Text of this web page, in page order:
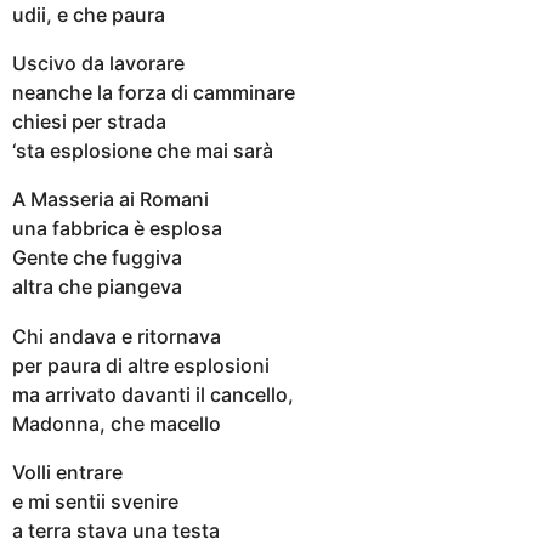
udii, e che paura
Uscivo da lavorare
neanche la forza di camminare
chiesi per strada
‘sta esplosione che mai sarà
A Masseria ai Romani
una fabbrica è esplosa
Gente che fuggiva
altra che piangeva
Chi andava e ritornava
per paura di altre esplosioni
ma arrivato davanti il cancello,
Madonna, che macello
Volli entrare
e mi sentii svenire
a terra stava una testa